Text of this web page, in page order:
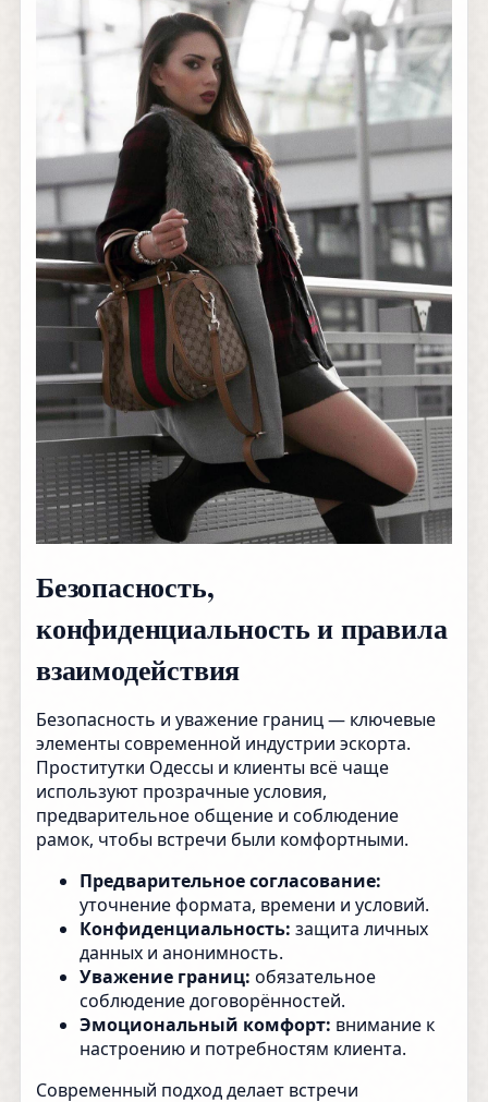
Безопасность,
конфиденциальность и правила
взаимодействия
Безопасность и уважение границ — ключевые
элементы современной индустрии эскорта.
Проститутки Одессы и клиенты всё чаще
используют прозрачные условия,
предварительное общение и соблюдение
рамок, чтобы встречи были комфортными.
Предварительное согласование:
уточнение формата, времени и условий.
Конфиденциальность: защита личных
данных и анонимность.
Уважение границ: обязательное
соблюдение договорённостей.
Эмоциональный комфорт: внимание к
настроению и потребностям клиента.
Современный подход делает встречи